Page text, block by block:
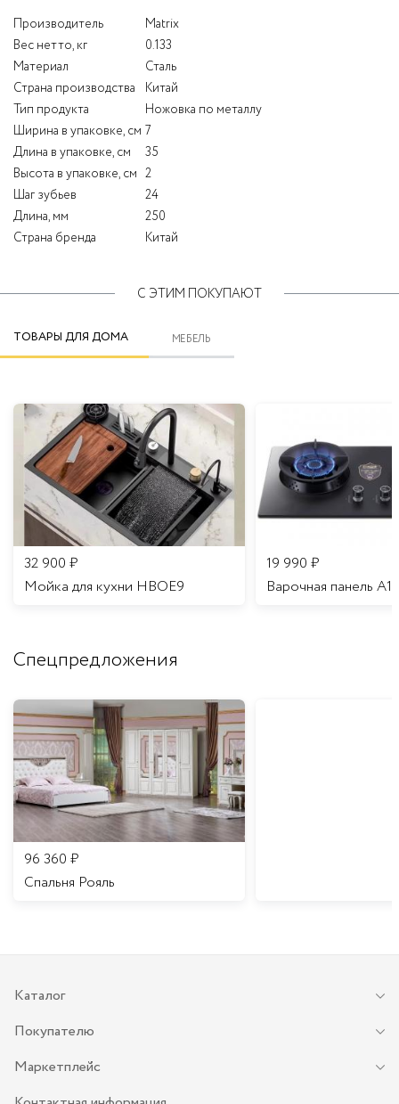
Производитель
Matrix
Вес нетто, кг
0.133
Материал
Сталь
Страна производства
Китай
Тип продукта
Ножовка по металлу
Ширина в упаковке, см 7
Длина в упаковке, см
35
Высота в упаковке, см 2
Шаг зубьев
24
Длина, мм
250
Страна бренда
Китай
С ЭТИМ ПОКУПАЮТ
ТОВАРЫ ДЛЯ ДОМА МЕБЕЛЬ
32 900 ₽
Мойка для кухни HBOE9
19 990 ₽
Варочная панель A16
Спецпредложения
96 360 ₽
Спальня Рояль
Каталог
Покупателю
Маркетплейс